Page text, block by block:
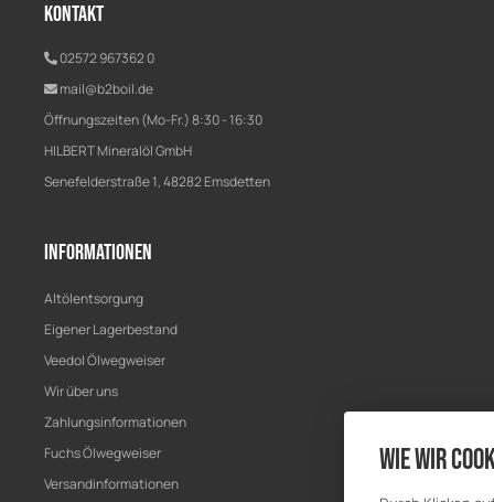
Kontakt
02572 967362 0
mail@b2boil.de
Öffnungszeiten (Mo-Fr.) 8:30 - 16:30
HILBERT Mineralöl GmbH
Senefelderstraße 1, 48282 Emsdetten
Informationen
Altölentsorgung
Eigener Lagerbestand
Veedol Ölwegweiser
Wir über uns
Zahlungsinformationen
Fuchs Ölwegweiser
Versandinformationen
Wie wir